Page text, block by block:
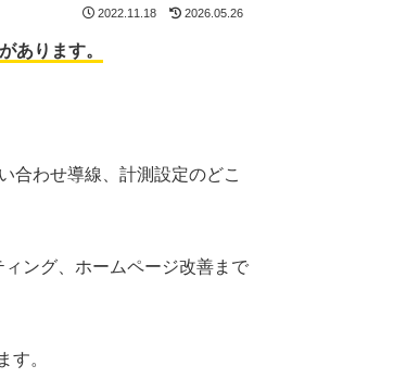
2022.11.18 2026.05.26
あります。
合わせ導線、計測設定のどこ
ング、ホームページ改善まで
す。